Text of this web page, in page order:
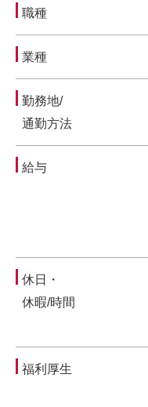
職種
業種
勤務地/
通勤方法
給与
休日・
休暇/時間
福利厚生